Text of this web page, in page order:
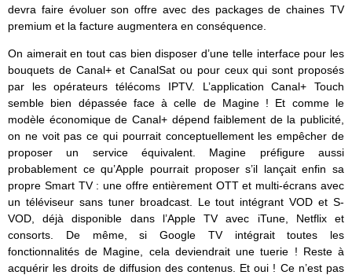
devra faire évoluer son offre avec des packages de chaines TV
premium et la facture augmentera en conséquence.
On aimerait en tout cas bien disposer d’une telle interface pour les
bouquets de Canal+ et CanalSat ou pour ceux qui sont proposés
par les opérateurs télécoms IPTV. L’application Canal+ Touch
semble bien dépassée face à celle de Magine ! Et comme le
modèle économique de Canal+ dépend faiblement de la publicité,
on ne voit pas ce qui pourrait conceptuellement les empêcher de
proposer un service équivalent. Magine préfigure aussi
probablement ce qu’Apple pourrait proposer s’il lançait enfin sa
propre Smart TV : une offre entièrement OTT et multi-écrans avec
un téléviseur sans tuner broadcast. Le tout intégrant VOD et S-
VOD, déjà disponible dans l’Apple TV avec iTune, Netflix et
consorts. De même, si Google TV intégrait toutes les
fonctionnalités de Magine, cela deviendrait une tuerie ! Reste à
acquérir les droits de diffusion des contenus. Et oui ! Ce n’est pas